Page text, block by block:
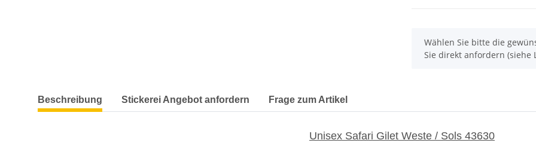
x
Wählen Sie bitte die
Sie direkt anfordern (siehe
weitere Registerkarten anzeigen
Beschreibung Stickerei Angebot anfordern Frage zum Artikel
Unisex Safari Gilet Weste / Sols 43630